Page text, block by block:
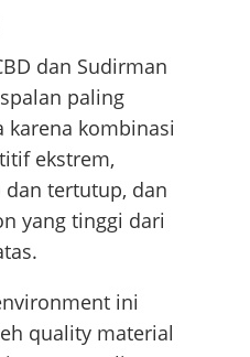
dan Sudirman
paling
karena kombinasi
ekstrem,
tertutup, dan
yang tinggi dari
ini
quality material